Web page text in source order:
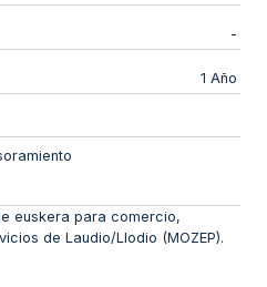
-
1 Año
euskera para comercio,
de Laudio/Llodio (MOZEP).